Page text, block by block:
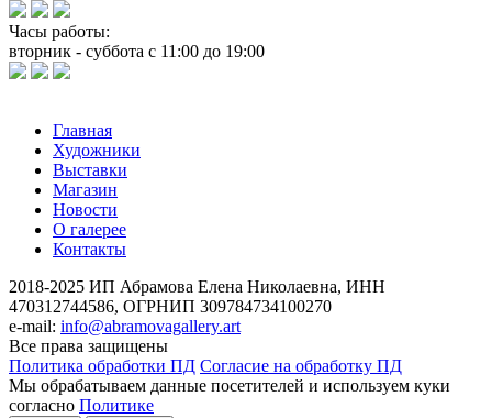
Часы работы:
вторник - суббота с 11:00 до 19:00
Главная
Художники
Выставки
Магазин
Новости
О галерее
Контакты
2018-2025 ИП Абрамова Елена Николаевна, ИНН
470312744586, ОГРНИП 309784734100270
e-mail: info@abramovagallery.art
Все права защищены
Политика обработки ПД Согласие на обработку ПД
Мы обрабатываем данные посетителей и используем куки
согласно Политике